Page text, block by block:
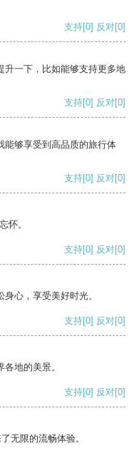
支持[0] 反对[0]
升一下，比如能够支持更多地
支持[0] 反对[0]
能够享受到高品质的旅行体
支持[0] 反对[0]
怀。
支持[0] 反对[0]
心，享受美好时光。
支持[0] 反对[0]
地的美景。
支持[0] 反对[0]
无限的流畅体验。